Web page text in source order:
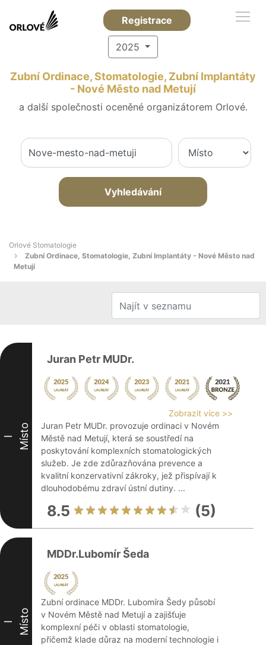
Registrace
2025
Zubní Ordinace, Stomatologie, Zubní Implantáty
- Nové Město nad Metují
a další společnosti oceněné organizátorem Orlové.
Vyhledávání
Orlové Stomatologie
Zubní Ordinace, Stomatologie, Zubní Implantáty - Nové Město nad
Metují
I Místo
Juran Petr MUDr.
Zobrazit více >>
Juran Petr MUDr. provozuje ordinaci v Novém
Městě nad Metují, která se soustředí na
poskytování komplexních stomatologických
služeb. Je zde zdůrazňována prevence a
kvalitní konzervativní zákroky, jež přispívají k
dlouhodobému zdraví ústní dutiny. ...
8.5 (5)
I Místo
MDDr.Lubomír Šeda
Zubní ordinace MDDr. Lubomíra Šedy působí
v Novém Městě nad Metují a zajišťuje
komplexní péči v oblasti stomatologie,
přičemž klade důraz na moderní technologie i